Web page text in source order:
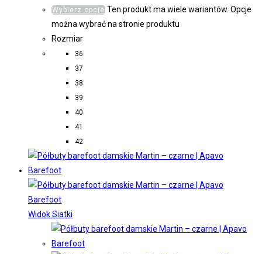
Wybierz opcje Ten produkt ma wiele wariantów. Opcje
można wybrać na stronie produktu
Rozmiar
36
37
38
39
40
41
42
Widok Siatki